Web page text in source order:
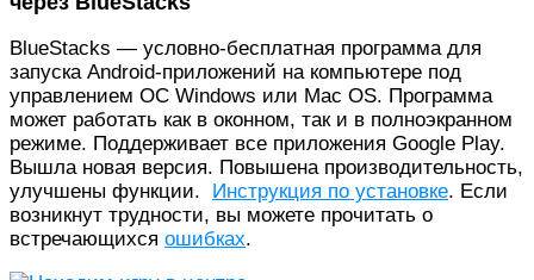
BlueStacks — условно-бесплатная программа для
запуска Android-приложений на компьютере под
управлением ОС Windows или Mac OS. Программа
может работать как в оконном, так и в полноэкранном
режиме. Поддерживает все приложения Google Play.
Вышла новая версия. Повышена производительность,
улучшены функции. Инструкция по установке. Если
возникнут трудности, вы можете прочитать о
встречающихся ошибках.